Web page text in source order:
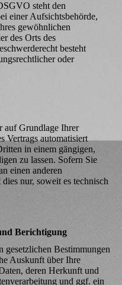
steht den
einer Aufsichtsbehörde,
gewöhnlichen
des Orts des
besteht
oder
auf Grundlage Ihrer
Vertrags automatisiert
in einem gängigen,
zu lassen. Sofern Sie
einen anderen
nur, soweit es technisch
Berichtigung
gesetzlichen Bestimmungen
Auskunft über Ihre
deren Herkunft und
und ggf. ein